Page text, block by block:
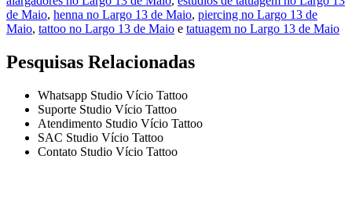
de Maio, henna no Largo 13 de Maio, piercing no Largo 13 de
Maio, tattoo no Largo 13 de Maio e tatuagem no Largo 13 de Maio
Pesquisas Relacionadas
Whatsapp Studio Vício Tattoo
Suporte Studio Vício Tattoo
Atendimento Studio Vício Tattoo
SAC Studio Vício Tattoo
Contato Studio Vício Tattoo